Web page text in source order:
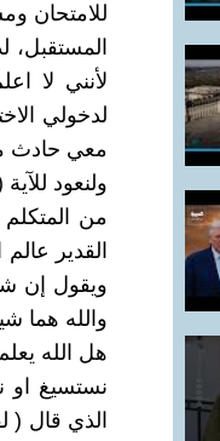
للامتحان
لأنني لا
لدخولي
معي حادث
ولنعود
من
القدير
ويقول إن
والله هما
هل الله
نستسيغ او
الذي قال